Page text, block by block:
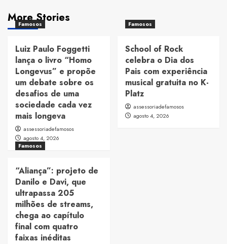
More Stories
Famosos
Luiz Paulo Foggetti
lança o livro “Homo
Longevus” e propõe
um debate sobre os
desafios de uma
sociedade cada vez
mais longeva
assessoriadefamosos
agosto 4, 2026
Famosos
School of Rock
celebra o Dia dos
Pais com experiência
musical gratuita no K-
Platz
assessoriadefamosos
agosto 4, 2026
Famosos
“Aliança”: projeto de
Danilo e Davi, que
ultrapassa 205
milhões de streams,
chega ao capítulo
final com quatro
faixas inéditas